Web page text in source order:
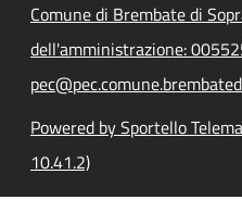
Comune di Brembate di
dell'amministrazione:
Powered by Sportello
10.41.2)